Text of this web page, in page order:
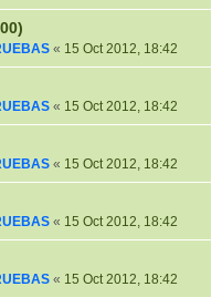
« 15 Oct 2012, 18:42
« 15 Oct 2012, 18:42
« 15 Oct 2012, 18:42
« 15 Oct 2012, 18:42
« 15 Oct 2012, 18:42